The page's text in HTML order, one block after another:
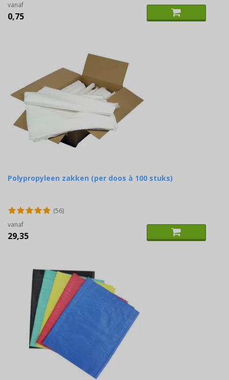
vanaf
0,75
Polypropyleen zakken (per doos à 100 stuks)
(56)
vanaf
29,35